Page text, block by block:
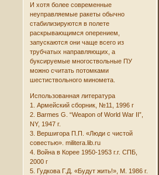
И хотя более современные
неуправляемые ракеты обычно
стабилизируются в полете
раскрывающимся оперением,
запускаются они чаще всего из
трубчатых направляющих, а
буксируемые многоствольные ПУ
можно считать потомками
шестиствольного миномета.
Использованная литература
1. Армейский сборник, №11, 1996 г
2. Barmes G. “Weapon of World War II”,
NY, 1947 г.
3. Вершигора П.П. «Люди с чистой
совестью». militera.lib.ru
4. Война в Корее 1950-1953 г.г. СПБ,
2000 г
5. Гудкова Г.Д. «Будут жить!», М. 1986 г.